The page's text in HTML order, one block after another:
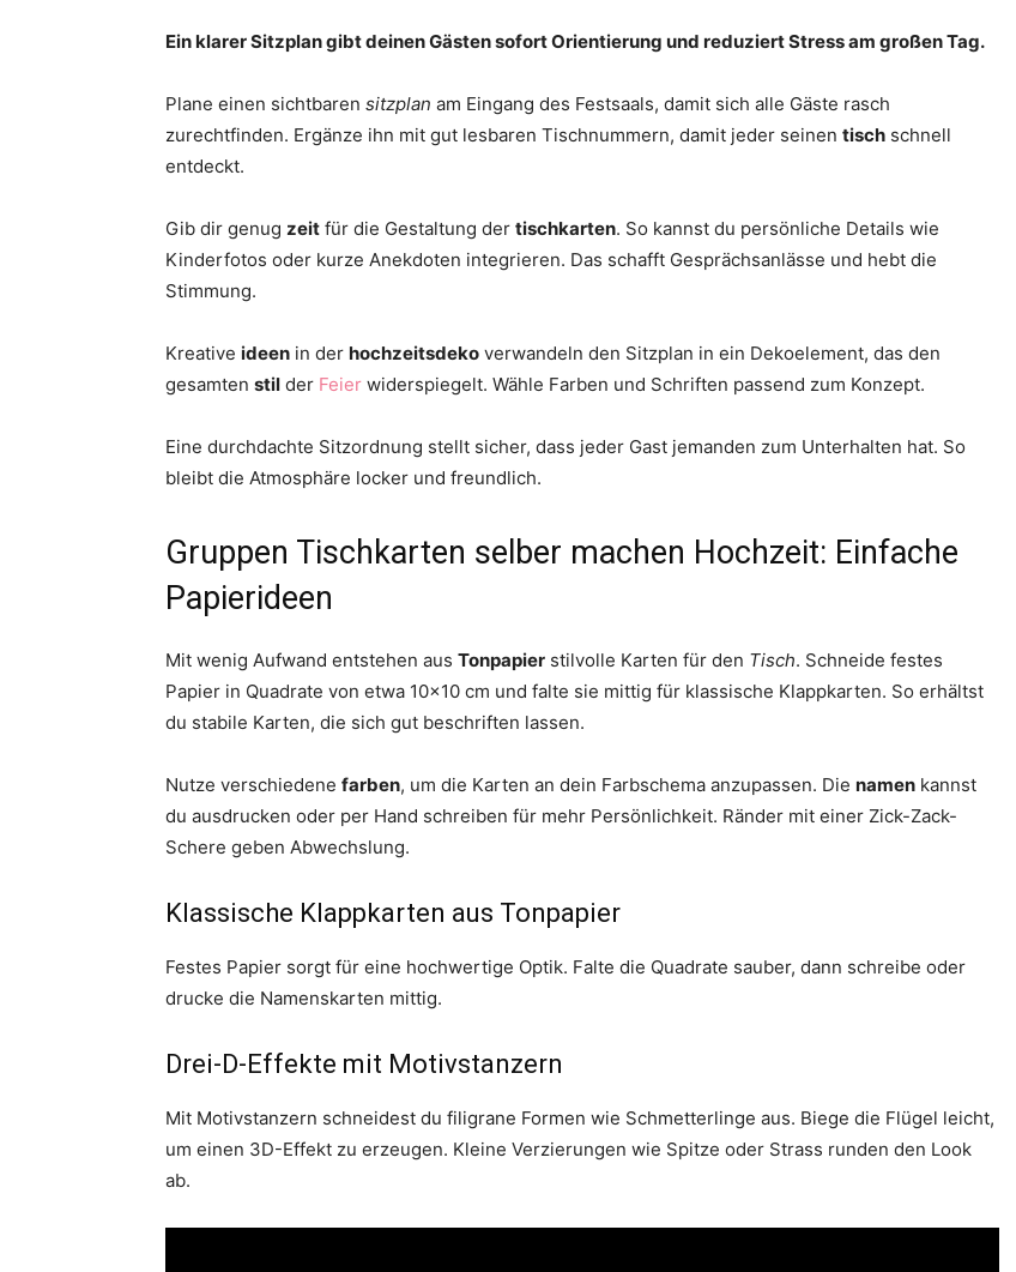
Ein klarer Sitzplan gibt deinen Gästen sofort Orientierung und reduziert Stress am großen Tag.
Plane einen sichtbaren sitzplan am Eingang des Festsaals, damit sich alle Gäste rasch
zurechtfinden. Ergänze ihn mit gut lesbaren Tischnummern, damit jeder seinen tisch schnell
entdeckt.
Gib dir genug zeit für die Gestaltung der tischkarten. So kannst du persönliche Details wie
Kinderfotos oder kurze Anekdoten integrieren. Das schafft Gesprächsanlässe und hebt die
Stimmung.
Kreative ideen in der hochzeitsdeko verwandeln den Sitzplan in ein Dekoelement, das den
gesamten stil der Feier widerspiegelt. Wähle Farben und Schriften passend zum Konzept.
Eine durchdachte Sitzordnung stellt sicher, dass jeder Gast jemanden zum Unterhalten hat. So
bleibt die Atmosphäre locker und freundlich.
Gruppen Tischkarten selber machen Hochzeit: Einfache
Papierideen
Mit wenig Aufwand entstehen aus Tonpapier stilvolle Karten für den Tisch. Schneide festes
Papier in Quadrate von etwa 10×10 cm und falte sie mittig für klassische Klappkarten. So erhältst
du stabile Karten, die sich gut beschriften lassen.
Nutze verschiedene farben, um die Karten an dein Farbschema anzupassen. Die namen kannst
du ausdrucken oder per Hand schreiben für mehr Persönlichkeit. Ränder mit einer Zick-Zack-
Schere geben Abwechslung.
Klassische Klappkarten aus Tonpapier
Festes Papier sorgt für eine hochwertige Optik. Falte die Quadrate sauber, dann schreibe oder
drucke die Namenskarten mittig.
Drei-D-Effekte mit Motivstanzern
Mit Motivstanzern schneidest du filigrane Formen wie Schmetterlinge aus. Biege die Flügel leicht,
um einen 3D-Effekt zu erzeugen. Kleine Verzierungen wie Spitze oder Strass runden den Look
ab.